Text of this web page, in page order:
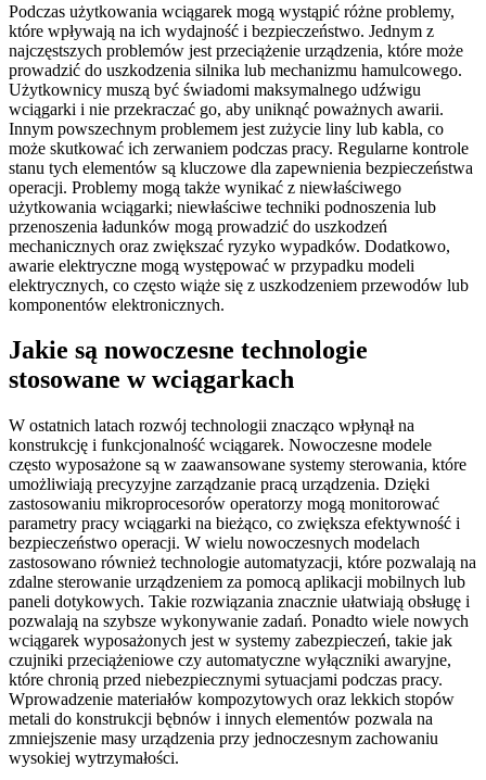
Podczas użytkowania wciągarek mogą wystąpić różne problemy,
które wpływają na ich wydajność i bezpieczeństwo. Jednym z
najczęstszych problemów jest przeciążenie urządzenia, które może
prowadzić do uszkodzenia silnika lub mechanizmu hamulcowego.
Użytkownicy muszą być świadomi maksymalnego udźwigu
wciągarki i nie przekraczać go, aby uniknąć poważnych awarii.
Innym powszechnym problemem jest zużycie liny lub kabla, co
może skutkować ich zerwaniem podczas pracy. Regularne kontrole
stanu tych elementów są kluczowe dla zapewnienia bezpieczeństwa
operacji. Problemy mogą także wynikać z niewłaściwego
użytkowania wciągarki; niewłaściwe techniki podnoszenia lub
przenoszenia ładunków mogą prowadzić do uszkodzeń
mechanicznych oraz zwiększać ryzyko wypadków. Dodatkowo,
awarie elektryczne mogą występować w przypadku modeli
elektrycznych, co często wiąże się z uszkodzeniem przewodów lub
komponentów elektronicznych.
Jakie są nowoczesne technologie
stosowane w wciągarkach
W ostatnich latach rozwój technologii znacząco wpłynął na
konstrukcję i funkcjonalność wciągarek. Nowoczesne modele
często wyposażone są w zaawansowane systemy sterowania, które
umożliwiają precyzyjne zarządzanie pracą urządzenia. Dzięki
zastosowaniu mikroprocesorów operatorzy mogą monitorować
parametry pracy wciągarki na bieżąco, co zwiększa efektywność i
bezpieczeństwo operacji. W wielu nowoczesnych modelach
zastosowano również technologie automatyzacji, które pozwalają na
zdalne sterowanie urządzeniem za pomocą aplikacji mobilnych lub
paneli dotykowych. Takie rozwiązania znacznie ułatwiają obsługę i
pozwalają na szybsze wykonywanie zadań. Ponadto wiele nowych
wciągarek wyposażonych jest w systemy zabezpieczeń, takie jak
czujniki przeciążeniowe czy automatyczne wyłączniki awaryjne,
które chronią przed niebezpiecznymi sytuacjami podczas pracy.
Wprowadzenie materiałów kompozytowych oraz lekkich stopów
metali do konstrukcji bębnów i innych elementów pozwala na
zmniejszenie masy urządzenia przy jednoczesnym zachowaniu
wysokiej wytrzymałości.